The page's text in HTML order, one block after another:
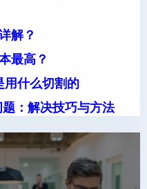
解？
最高？
用什么切割的
：解决技巧与方法